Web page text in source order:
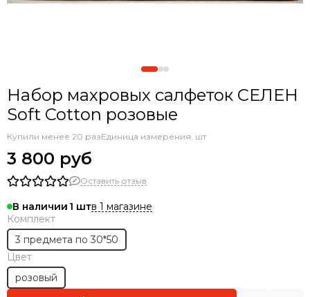
Набор махровых салфеток СЕЛЕН
Soft Cotton розовые
Купили менее 20 разЕдиница измерения: шт
3 800 руб
Оставить отзыв
В наличии 1
в 1 магазине
Комплект
3 предмета по 30*50
Цвет
розовый